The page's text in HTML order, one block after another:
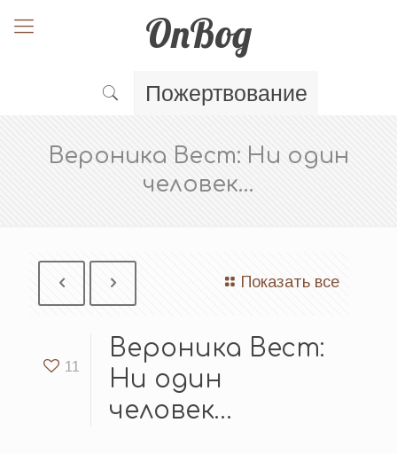
OnBog
Пожертвование
Вероника Вест: Ни один
человек…
Показать все
11
Вероника Вест:
Ни один
человек…